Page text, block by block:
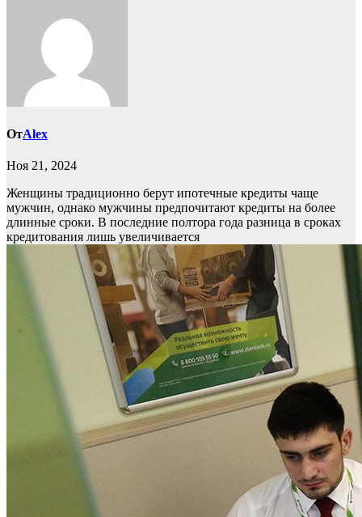
ОтAlex
Ноя 21, 2024
Женщины традиционно берут ипотечные кредиты чаще
мужчин, однако мужчины предпочитают кредиты на более
длинные сроки. В последние полтора года разница в сроках
кредитования лишь увеличивается